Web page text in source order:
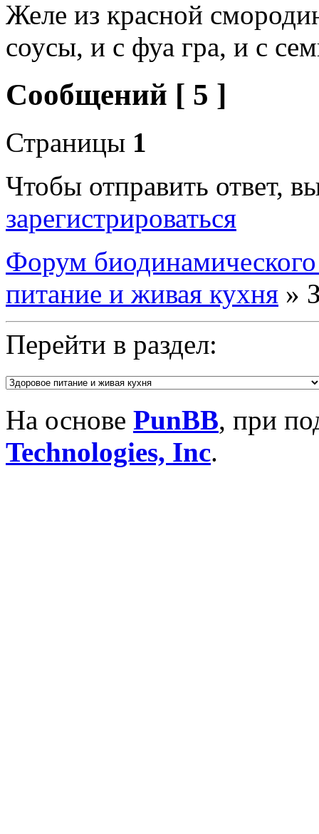
Желе из красной
соусы, и с фуа гра, и с
Сообщений [ 5 ]
Страницы 1
Чтобы отправить ответ,
зарегистрироваться
Форум биодинамического
питание и живая кухня »
Перейти в раздел:
На основе PunBB, при
Technologies, Inc.